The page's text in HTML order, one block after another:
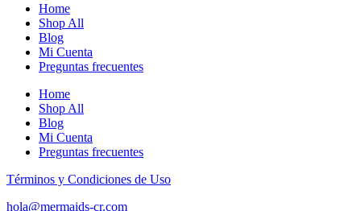
Home
Shop All
Blog
Mi Cuenta
Preguntas frecuentes
Home
Shop All
Blog
Mi Cuenta
Preguntas frecuentes
Términos y Condiciones de Uso
hola@mermaids-cr.com